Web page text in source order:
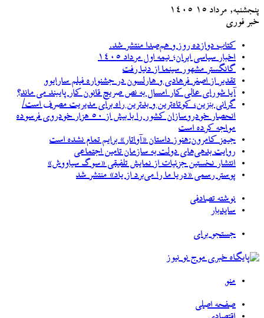
پنجشنبه, مرداد ۱۵ ۱۴۰۵
خبر فوری
کتاب دوازده روز و هم‌صدا منتشر شد.
اخبار سیاسی ایران؛ نیمه اول مرداد ۱۴۰۵
گانگستر مشهور سینما از دنیا رفت
تقدیر از اصغر فرهادی و هارلسون در جشنواره فیلم سارایوو
آیا شورای عالی کار امسال به نص صریح قانون کار پایبند می ماند؟
گرانی بنزین، کوتاه‌ترین و بدترین راه برای مدیریت مصرف است/
انحصار خودروسازان کشور را با بیش از ۵۰ هزار خودروی فرسوده
مواجه کرده است
جیمز کامرون:هنوز داستان «آواتار» برایم تمام نشده است
روایت بدهی‌های دولت به سازمان تامین اجتماعی
انتشار نخستین جزئیات از نمایش تلفیقی «سوگ سیاووش»
پوستر رسمی «دریا ما را می‌برد از یاد» منتشر شد
نوشته تصادفی
سایدبار
جستجو برای
منو
صفحه اصلی